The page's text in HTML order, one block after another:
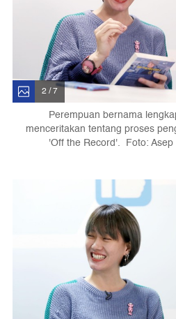
2 / 7
Perempuan bernama
menceritakan tentang proses
'Off the Record'. Foto: